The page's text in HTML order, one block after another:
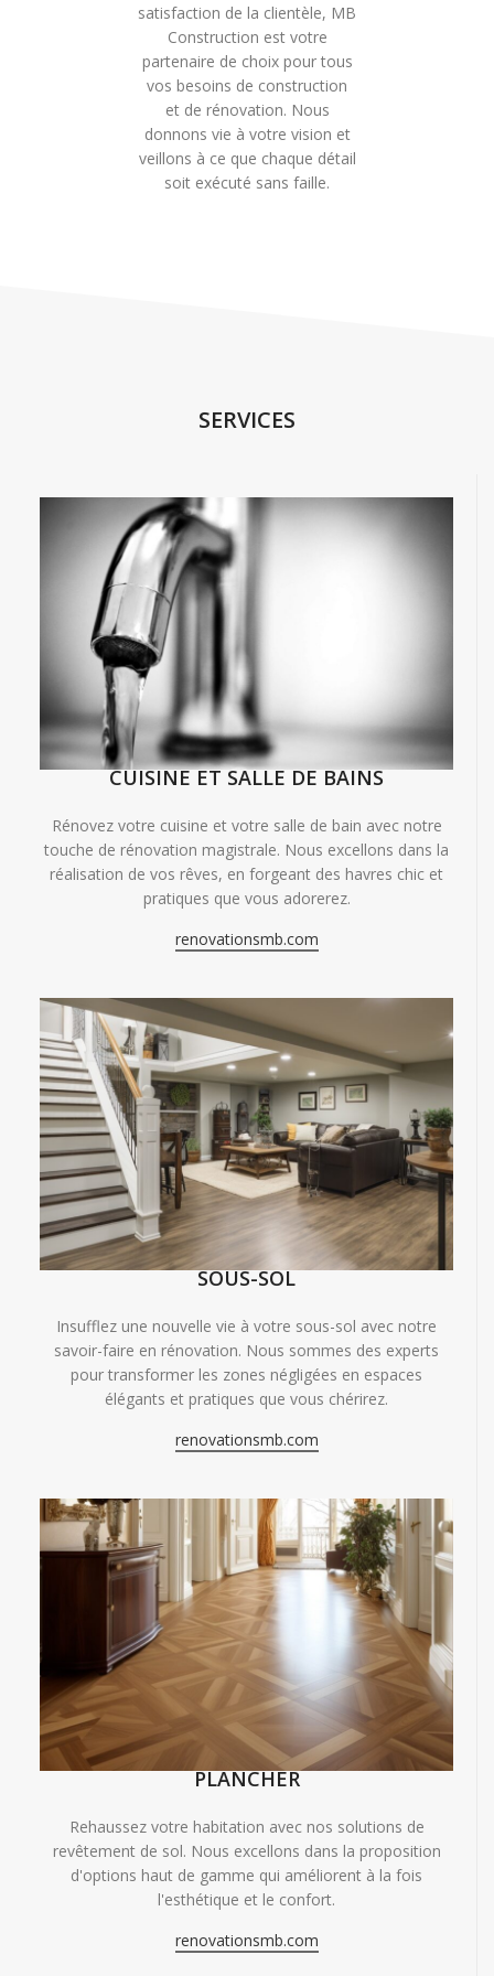
satisfaction de la clientèle, MB
Construction est votre
partenaire de choix pour tous
vos besoins de construction
et de rénovation. Nous
donnons vie à votre vision et
veillons à ce que chaque détail
soit exécuté sans faille.
SERVICES
CUISINE ET SALLE DE BAINS
Rénovez votre cuisine et votre salle de bain avec notre
touche de rénovation magistrale. Nous excellons dans la
réalisation de vos rêves, en forgeant des havres chic et
pratiques que vous adorerez.
renovationsmb.com
SOUS-SOL
Insufflez une nouvelle vie à votre sous-sol avec notre
savoir-faire en rénovation. Nous sommes des experts
pour transformer les zones négligées en espaces
élégants et pratiques que vous chérirez.
renovationsmb.com
PLANCHER
Rehaussez votre habitation avec nos solutions de
revêtement de sol. Nous excellons dans la proposition
d'options haut de gamme qui améliorent à la fois
l'esthétique et le confort.
renovationsmb.com